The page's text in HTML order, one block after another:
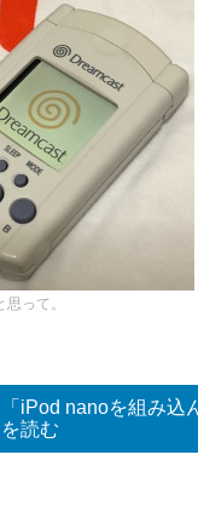
って。
「iPod nanoを組み
を読む